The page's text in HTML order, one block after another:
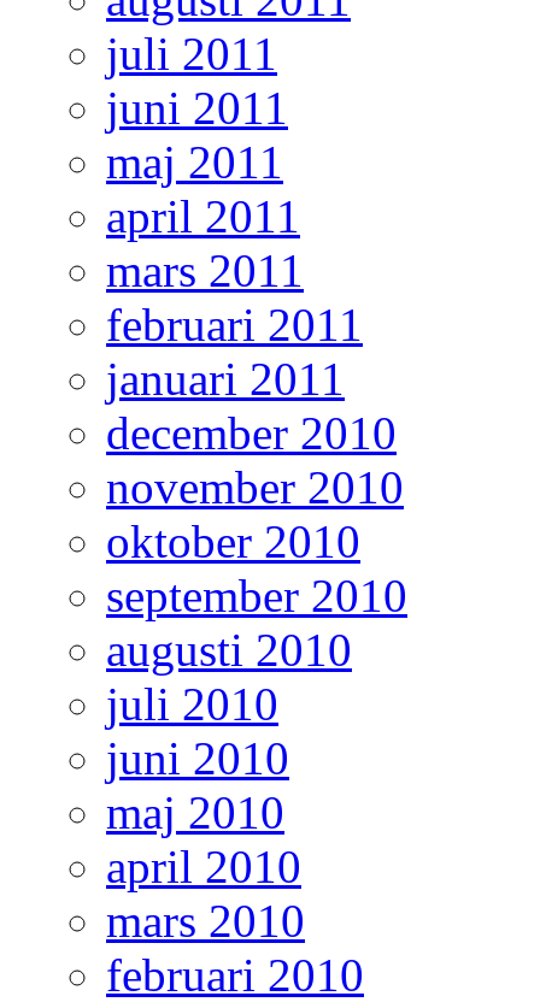
juli 2011
juni 2011
maj 2011
april 2011
mars 2011
februari 2011
januari 2011
december 2010
november 2010
oktober 2010
september 2010
augusti 2010
juli 2010
juni 2010
maj 2010
april 2010
mars 2010
februari 2010